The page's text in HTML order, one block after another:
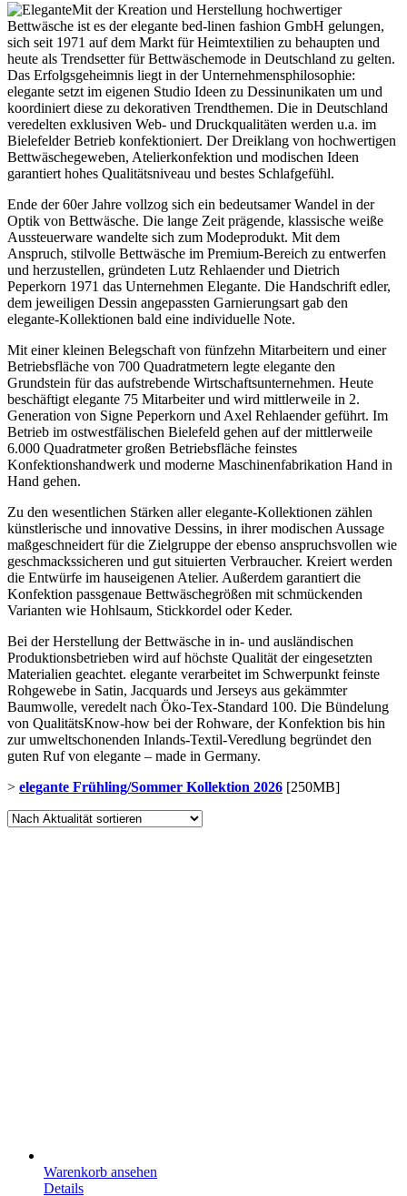
Mit der Kreation und Herstellung hochwertiger
Bettwäsche ist es der elegante bed-linen fashion GmbH gelungen,
sich seit 1971 auf dem Markt für Heimtextilien zu behaupten und
heute als Trendsetter für Bettwäschemode in Deutschland zu gelten.
Das Erfolgsgeheimnis liegt in der Unternehmensphilosophie:
elegante setzt im eigenen Studio Ideen zu Dessinunikaten um und
koordiniert diese zu dekorativen Trendthemen. Die in Deutschland
veredelten exklusiven Web- und Druckqualitäten werden u.a. im
Bielefelder Betrieb konfektioniert. Der Dreiklang von hochwertigen
Bettwäschegeweben, Atelierkonfektion und modischen Ideen
garantiert hohes Qualitätsniveau und bestes Schlafgefühl.
Ende der 60er Jahre vollzog sich ein bedeutsamer Wandel in der
Optik von Bettwäsche. Die lange Zeit prägende, klassische weiße
Aussteuerware wandelte sich zum Modeprodukt. Mit dem
Anspruch, stilvolle Bettwäsche im Premium-Bereich zu entwerfen
und herzustellen, gründeten Lutz Rehlaender und Dietrich
Peperkorn 1971 das Unternehmen Elegante. Die Handschrift edler,
dem jeweiligen Dessin angepassten Garnierungsart gab den
elegante-Kollektionen bald eine individuelle Note.
Mit einer kleinen Belegschaft von fünfzehn Mitarbeitern und einer
Betriebsfläche von 700 Quadratmetern legte elegante den
Grundstein für das aufstrebende Wirtschaftsunternehmen. Heute
beschäftigt elegante 75 Mitarbeiter und wird mittlerweile in 2.
Generation von Signe Peperkorn und Axel Rehlaender geführt. Im
Betrieb im ostwestfälischen Bielefeld gehen auf der mittlerweile
6.000 Quadratmeter großen Betriebsfläche feinstes
Konfektionshandwerk und moderne Maschinenfabrikation Hand in
Hand gehen.
Zu den wesentlichen Stärken aller elegante-Kollektionen zählen
künstlerische und innovative Dessins, in ihrer modischen Aussage
maßgeschneidert für die Zielgruppe der ebenso anspruchsvollen wie
geschmackssicheren und gut situierten Verbraucher. Kreiert werden
die Entwürfe im hauseigenen Atelier. Außerdem garantiert die
Konfektion passgenaue Bettwäschegrößen mit schmückenden
Varianten wie Hohlsaum, Stickkordel oder Keder.
Bei der Herstellung der Bettwäsche in in- und ausländischen
Produktionsbetrieben wird auf höchste Qualität der eingesetzten
Materialien geachtet. elegante verarbeitet im Schwerpunkt feinste
Rohgewebe in Satin, Jacquards und Jerseys aus gekämmter
Baumwolle, veredelt nach Öko-Tex-Standard 100. Die Bündelung
von QualitätsKnow-how bei der Rohware, der Konfektion bis hin
zur umweltschonenden Inlands-Textil-Veredlung begründet den
guten Ruf von elegante – made in Germany.
> elegante Frühling/Sommer Kollektion 2026 [250MB]
Warenkorb ansehen
Details